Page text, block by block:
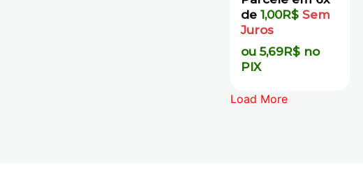
de 1,00R$ Sem
Juros
ou 5,69R$ no
PIX
Load More